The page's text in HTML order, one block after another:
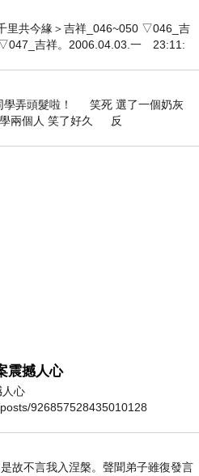
里共今緣＞吉祥_046~050 ▽046_吉
吉祥。2006.04.03.一 23:11:
學弄頭髮啦！ 笑死 選了一個奶灰
兩個人 笑了好久 反
震撼人心
人心
926857528435010128
故不言我入涅槃。聲聞弟子雖復發言